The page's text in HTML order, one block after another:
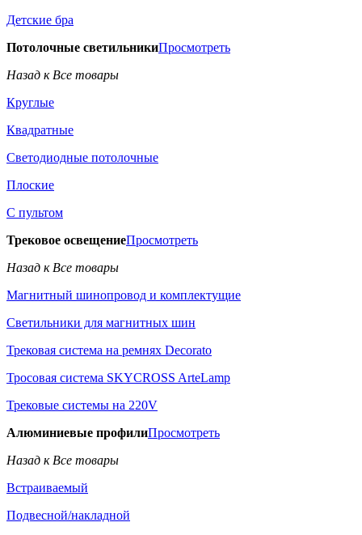
Детские бра
Потолочные светильникиПросмотреть
Назад к Все товары
Круглые
Квадратные
Светодиодные потолочные
Плоские
С пультом
Трековое освещениеПросмотреть
Назад к Все товары
Магнитный шинопровод и комплектущие
Светильники для магнитных шин
Трековая система на ремнях Decorato
Тросовая система SKYCROSS ArteLamp
Трековые системы на 220V
Алюминиевые профилиПросмотреть
Назад к Все товары
Встраиваемый
Подвесной/накладной